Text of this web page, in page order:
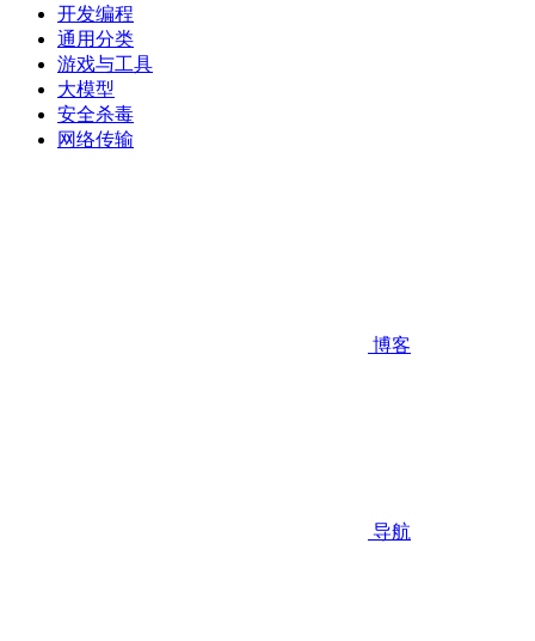
开发编程
通用分类
游戏与工具
大模型
安全杀毒
网络传输
博客
导航